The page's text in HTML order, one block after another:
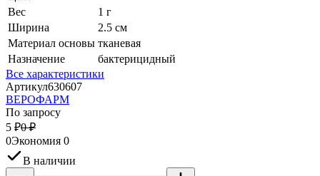
Вес
1 г
Ширина
2.5 см
Материал основы тканевая
Назначение
бактерицидный
Все характеристики
Артикул630607
ВЕРОФАРМ
По запросу
5 ₽0 ₽
0Экономия 0
В наличии